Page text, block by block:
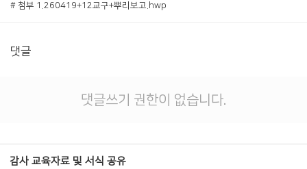
# 첨부 1.260419+12교구+뿌리보고.hwp
댓글
댓글쓰기 권한이 없습니다.
감사 교육자료 및 서식 공유